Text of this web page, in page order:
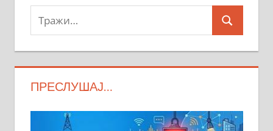
Тражи:
Search
ПРЕСЛУШАЈ…